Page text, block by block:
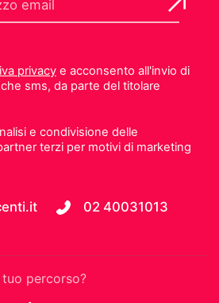
privacye acconsento all'invio di
sms, da parte del titolare
e condivisione delle
terzi per motivi di marketing
02 40031013
percorso?